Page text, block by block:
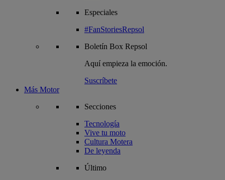
Especiales
#FanStoriesRepsol
Boletín Box Repsol
Aquí empieza la emoción.
Suscríbete
Más Motor
Secciones
Tecnología
Vive tu moto
Cultura Motera
De leyenda
Último